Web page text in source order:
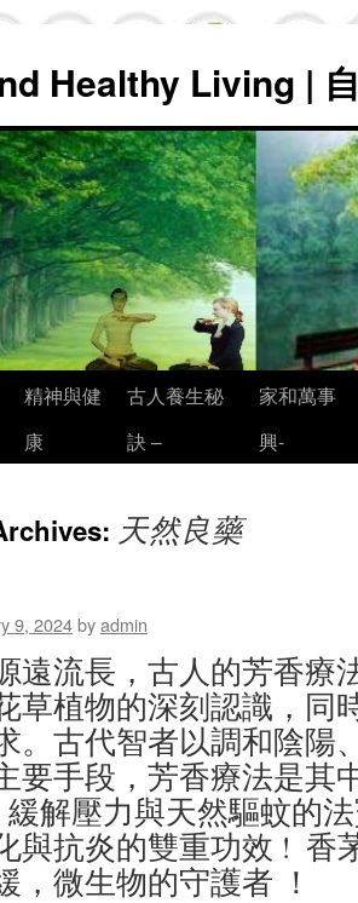
Healthy Living |
精神與健
康
古人養生秘
訣 –
家和萬事
興-
天然良藥
9, 2024byadmin
遠流長，古人的芳香療
草植物的深刻認識，同
。古代智者以調和陰陽
要手段，芳香療法是
解壓力與天然驅蚊的
與抗炎的雙重功效 ! 香
，微生物的守護者 ！